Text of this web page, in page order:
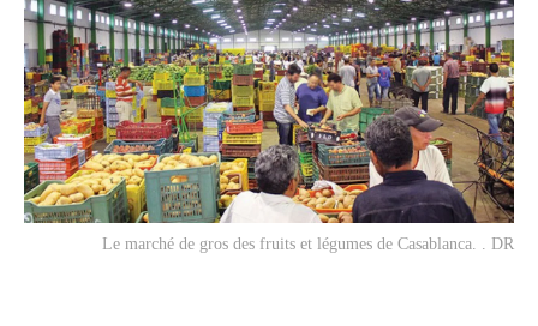
Le marché de gros des fruits et légumes de Casablanca. . DR